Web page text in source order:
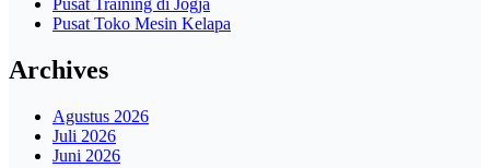
Pusat Training di Jogja
Pusat Toko Mesin Kelapa
Archives
Agustus 2026
Juli 2026
Juni 2026